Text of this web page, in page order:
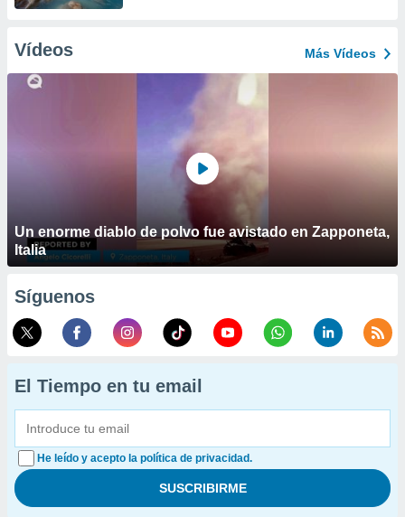
Vídeos Más Vídeos
Un enorme diablo de polvo fue avistado en Zapponeta,
Italia
Síguenos
El Tiempo en tu email
He leído y acepto la política de privacidad.